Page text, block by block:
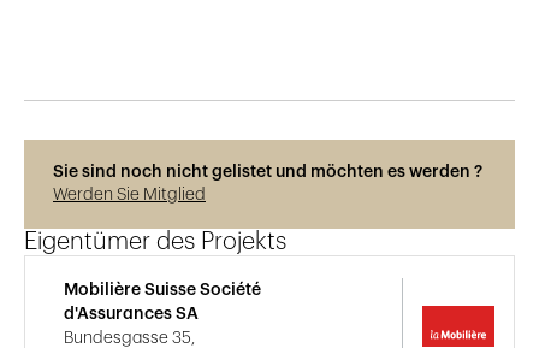
Sie sind noch nicht gelistet und möchten es werden ?
Werden Sie Mitglied
Eigentümer des Projekts
Mobilière Suisse Société
d'Assurances SA
Bundesgasse 35,